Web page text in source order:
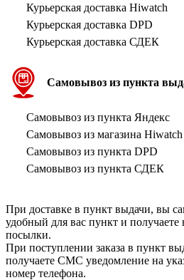
Курьерская доставка Hiwatch
Курьерская доставка DPD
Курьерская доставка СДЕК
Самовывоз из пункта
Самовывоз из пункта Яндекс
Самовывоз из магазина Hiwatch
Самовывоз из пункта DPD
Самовывоз из пункта СДЕК
При доставке в пункт выдачи, вы
удобный для вас пункт и
посылки.
При поступлении заказа в пункт
получаете СМС уведомление на
номер телефона.